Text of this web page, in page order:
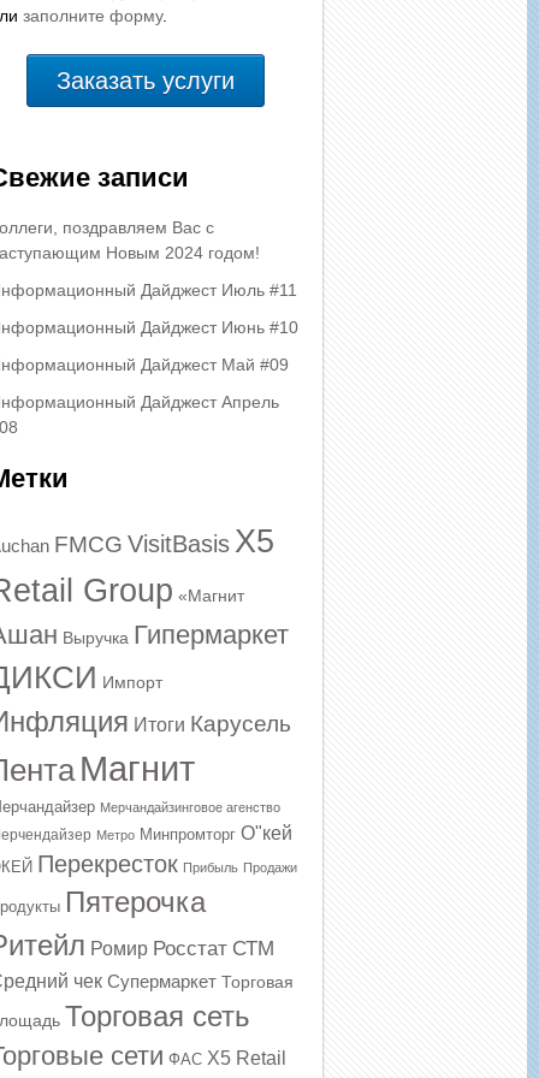
заполните форму.
Заказать услуги
записи
поздравляем Вас с
Новым 2024 годом!
Дайджест Июль #11
Дайджест Июнь #10
Дайджест Май #09
Дайджест Апрель
FMCG VisitBasis X5
Group «Магнит
Выручка Гипермаркет
Импорт
Итоги Карусель
Магнит
Мерчандайзинговое агенство
Метро Минпромторг О"кей
Перекресток Прибыль Продажи
Пятерочка
Ромир Росстат СТМ
чек Супермаркет Торговая
Торговая сеть
сети ФАС Х5 Retail